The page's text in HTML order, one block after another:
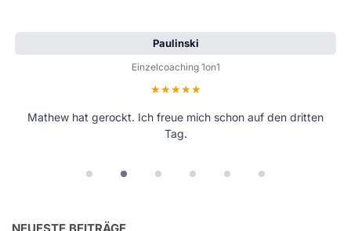
Paulinski
Einzelcoaching 1on1
Bewertung: 5 von 5 Sternen
Mathew hat gerockt. Ich freue mich schon auf den dritten
Tag.